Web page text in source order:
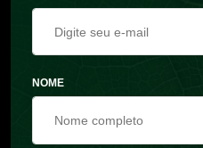
NOME